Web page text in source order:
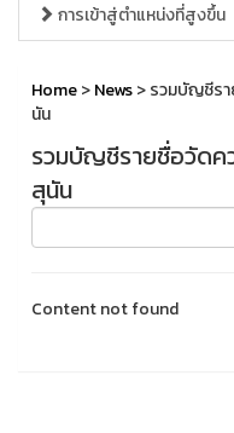
การเข้าสู่ตำแหน่งที่สูงขึ้น
Home>News> รวมบัญชีร
นัน
รวมบัญชีรายชื่อวัดค
สุนัน
Content not found